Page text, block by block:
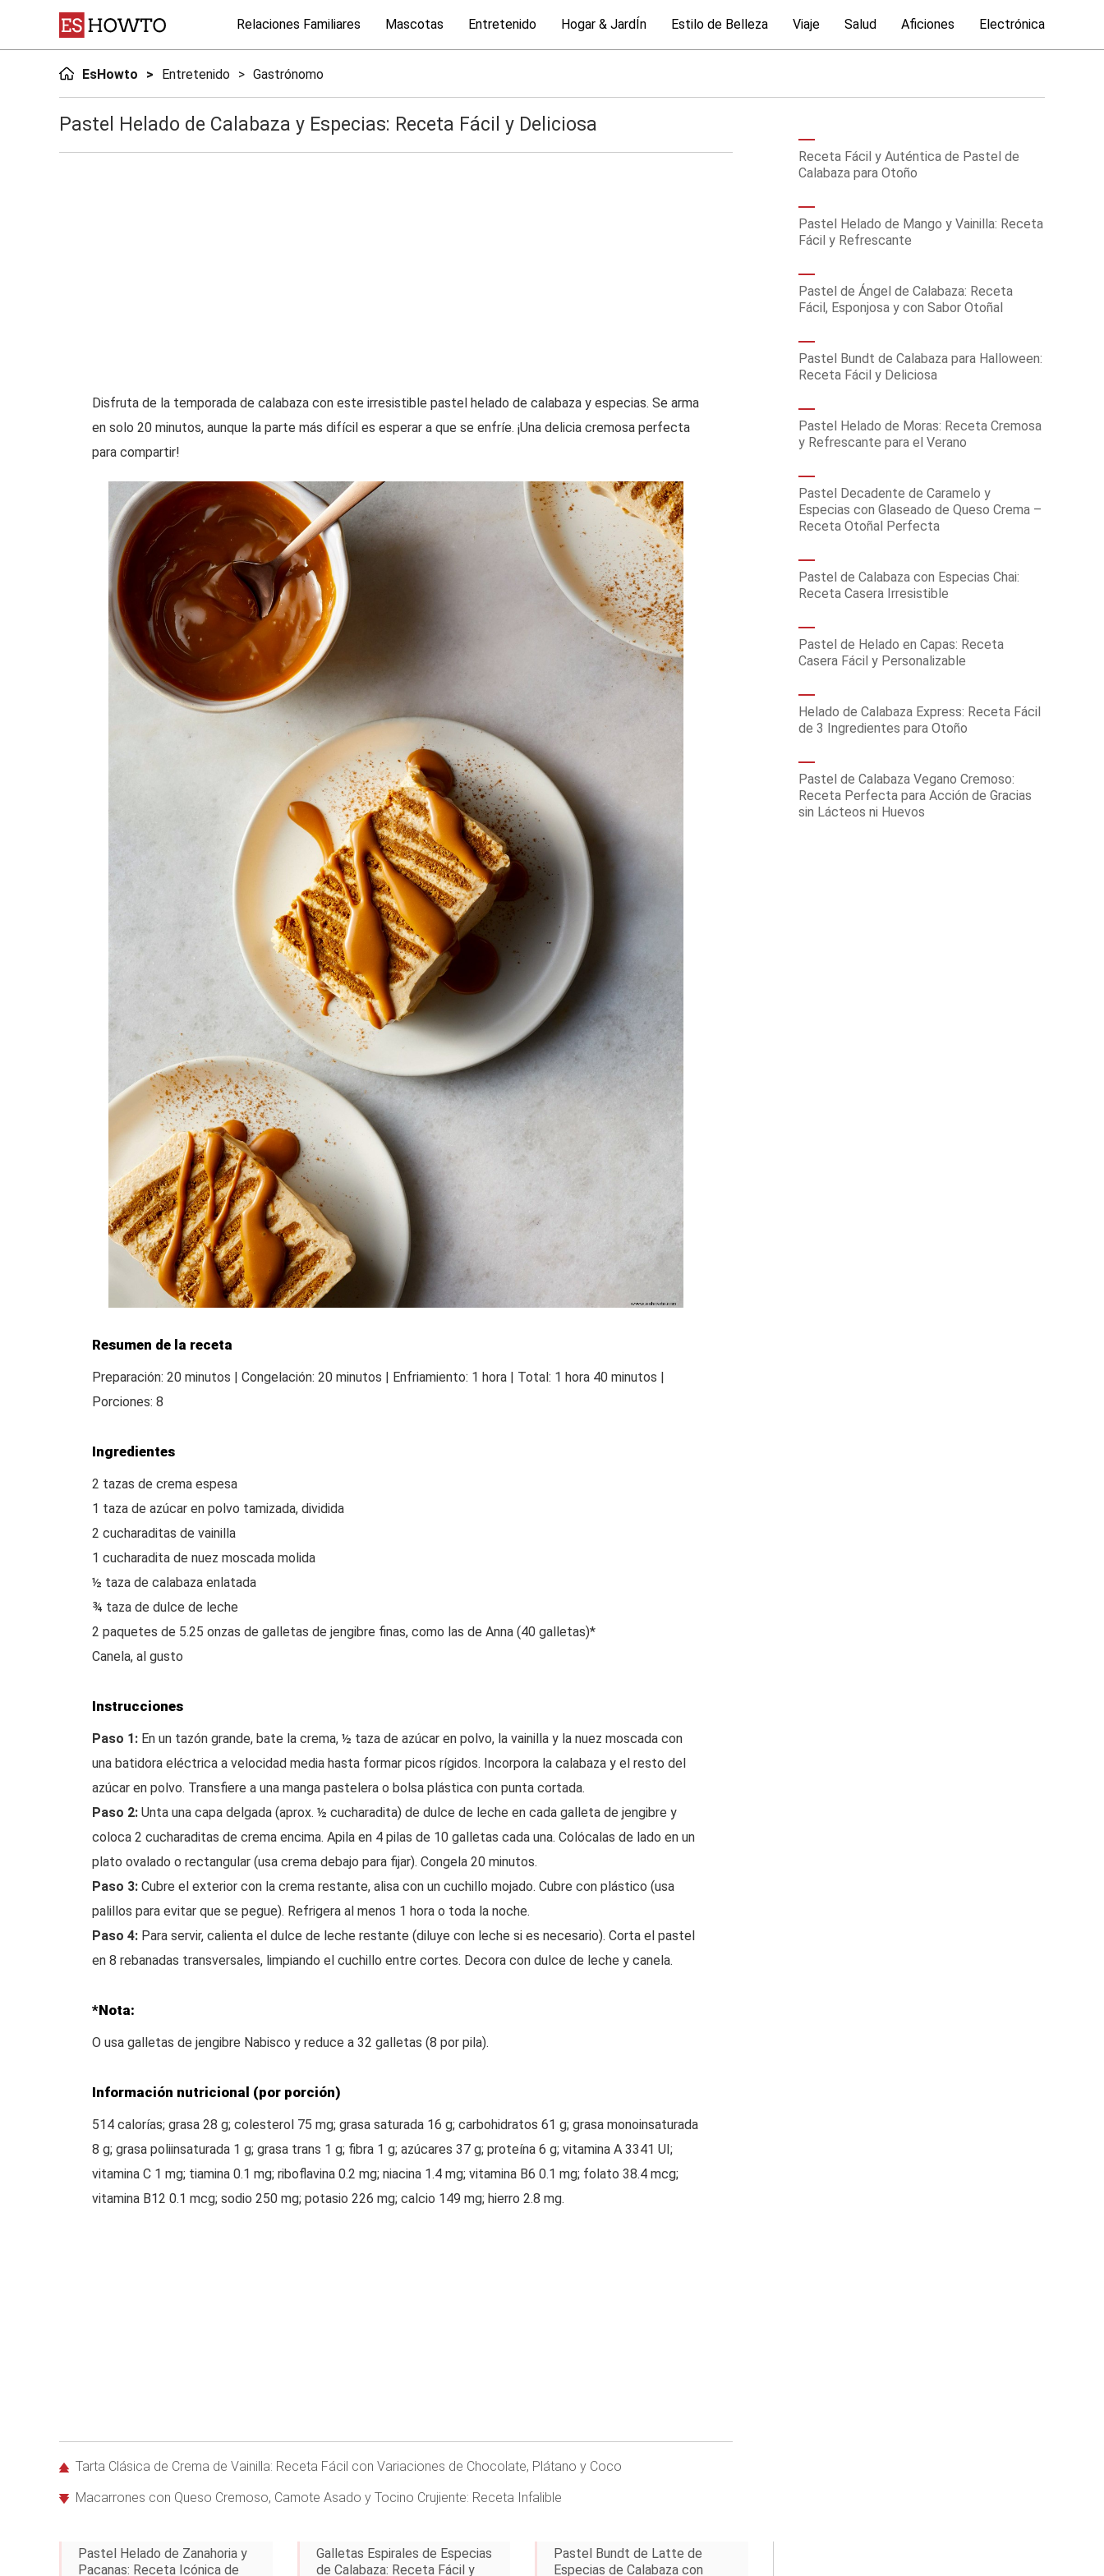
Relaciones Familiares Mascotas Entretenido Hogar & JardÍn Estilo de Belleza Viaje Salud Aficiones Electrónica
EsHowto Entretenido Gastrónomo
Pastel Helado de Calabaza y Especias: Receta Fácil y Deliciosa
Disfruta de la temporada de calabaza con este irresistible pastel helado de calabaza y especias. Se arma
en solo 20 minutos, aunque la parte más difícil es esperar a que se enfríe. ¡Una delicia cremosa perfecta
para compartir!
Resumen de la receta
Preparación: 20 minutos | Congelación: 20 minutos | Enfriamiento: 1 hora | Total: 1 hora 40 minutos |
Porciones: 8
Ingredientes
2 tazas de crema espesa
1 taza de azúcar en polvo tamizada, dividida
2 cucharaditas de vainilla
1 cucharadita de nuez moscada molida
½ taza de calabaza enlatada
¾ taza de dulce de leche
2 paquetes de 5.25 onzas de galletas de jengibre finas, como las de Anna (40 galletas)*
Canela, al gusto
Instrucciones
Paso 1: En un tazón grande, bate la crema, ½ taza de azúcar en polvo, la vainilla y la nuez moscada con
una batidora eléctrica a velocidad media hasta formar picos rígidos. Incorpora la calabaza y el resto del
azúcar en polvo. Transfiere a una manga pastelera o bolsa plástica con punta cortada.
Paso 2: Unta una capa delgada (aprox. ½ cucharadita) de dulce de leche en cada galleta de jengibre y
coloca 2 cucharaditas de crema encima. Apila en 4 pilas de 10 galletas cada una. Colócalas de lado en un
plato ovalado o rectangular (usa crema debajo para fijar). Congela 20 minutos.
Paso 3: Cubre el exterior con la crema restante, alisa con un cuchillo mojado. Cubre con plástico (usa
palillos para evitar que se pegue). Refrigera al menos 1 hora o toda la noche.
Paso 4: Para servir, calienta el dulce de leche restante (diluye con leche si es necesario). Corta el pastel
en 8 rebanadas transversales, limpiando el cuchillo entre cortes. Decora con dulce de leche y canela.
*Nota:
O usa galletas de jengibre Nabisco y reduce a 32 galletas (8 por pila).
Información nutricional (por porción)
514 calorías; grasa 28 g; colesterol 75 mg; grasa saturada 16 g; carbohidratos 61 g; grasa monoinsaturada
8 g; grasa poliinsaturada 1 g; grasa trans 1 g; fibra 1 g; azúcares 37 g; proteína 6 g; vitamina A 3341 UI;
vitamina C 1 mg; tiamina 0.1 mg; riboflavina 0.2 mg; niacina 1.4 mg; vitamina B6 0.1 mg; folato 38.4 mcg;
vitamina B12 0.1 mcg; sodio 250 mg; potasio 226 mg; calcio 149 mg; hierro 2.8 mg.
Tarta Clásica de Crema de Vainilla: Receta Fácil con Variaciones de Chocolate, Plátano y Coco
Macarrones con Queso Cremoso, Camote Asado y Tocino Crujiente: Receta Infalible
Receta Fácil y Auténtica de Pastel de
Calabaza para Otoño
Pastel Helado de Mango y Vainilla: Receta
Fácil y Refrescante
Pastel de Ángel de Calabaza: Receta
Fácil, Esponjosa y con Sabor Otoñal
Pastel Bundt de Calabaza para Halloween:
Receta Fácil y Deliciosa
Pastel Helado de Moras: Receta Cremosa
y Refrescante para el Verano
Pastel Decadente de Caramelo y
Especias con Glaseado de Queso Crema –
Receta Otoñal Perfecta
Pastel de Calabaza con Especias Chai:
Receta Casera Irresistible
Pastel de Helado en Capas: Receta
Casera Fácil y Personalizable
Helado de Calabaza Express: Receta Fácil
de 3 Ingredientes para Otoño
Pastel de Calabaza Vegano Cremoso:
Receta Perfecta para Acción de Gracias
sin Lácteos ni Huevos
Pastel Helado de Zanahoria y
Pacanas: Receta Icónica de
Galletas Espirales de Especias
de Calabaza: Receta Fácil y
Pastel Bundt de Latte de
Especias de Calabaza con